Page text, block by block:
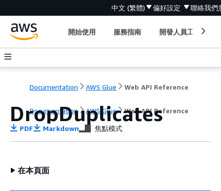
中文 (繁體) 偏好設定 聯絡我們
開始使用 服務指南 開發人員工具
Documentation AWS Glue Web API Reference
Documentation AWS Glue Web API Reference
DropDuplicates
PDF Markdown 焦點模式
在本頁面